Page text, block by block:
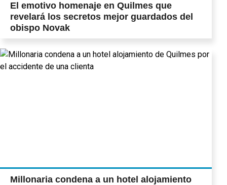
El emotivo homenaje en Quilmes que
revelará los secretos mejor guardados del
obispo Novak
Millonaria condena a un hotel alojamiento